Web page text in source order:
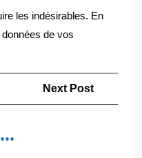
les indésirables. En
de vos
Next Post